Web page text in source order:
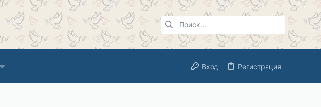
Вход Регистрация